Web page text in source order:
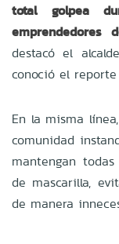
total golpea
destacó el
conoció el
En la misma
comunidad
mantengan
de mascarilla,
de manera